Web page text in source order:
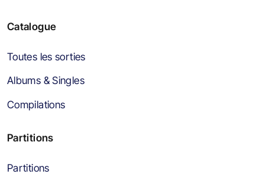
Catalogue
Toutes les sorties
Albums & Singles
Compilations
Partitions
Partitions